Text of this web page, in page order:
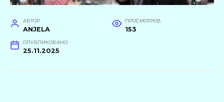
АВТОР
ANJELA
ПРОСМОТРОВ
153
ОПУБЛИКОВАНО
25.11.2025